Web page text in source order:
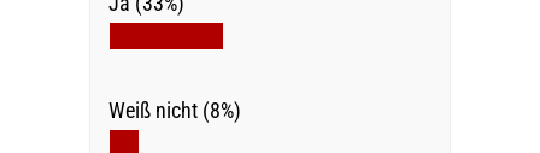
Weiß nicht (8%)